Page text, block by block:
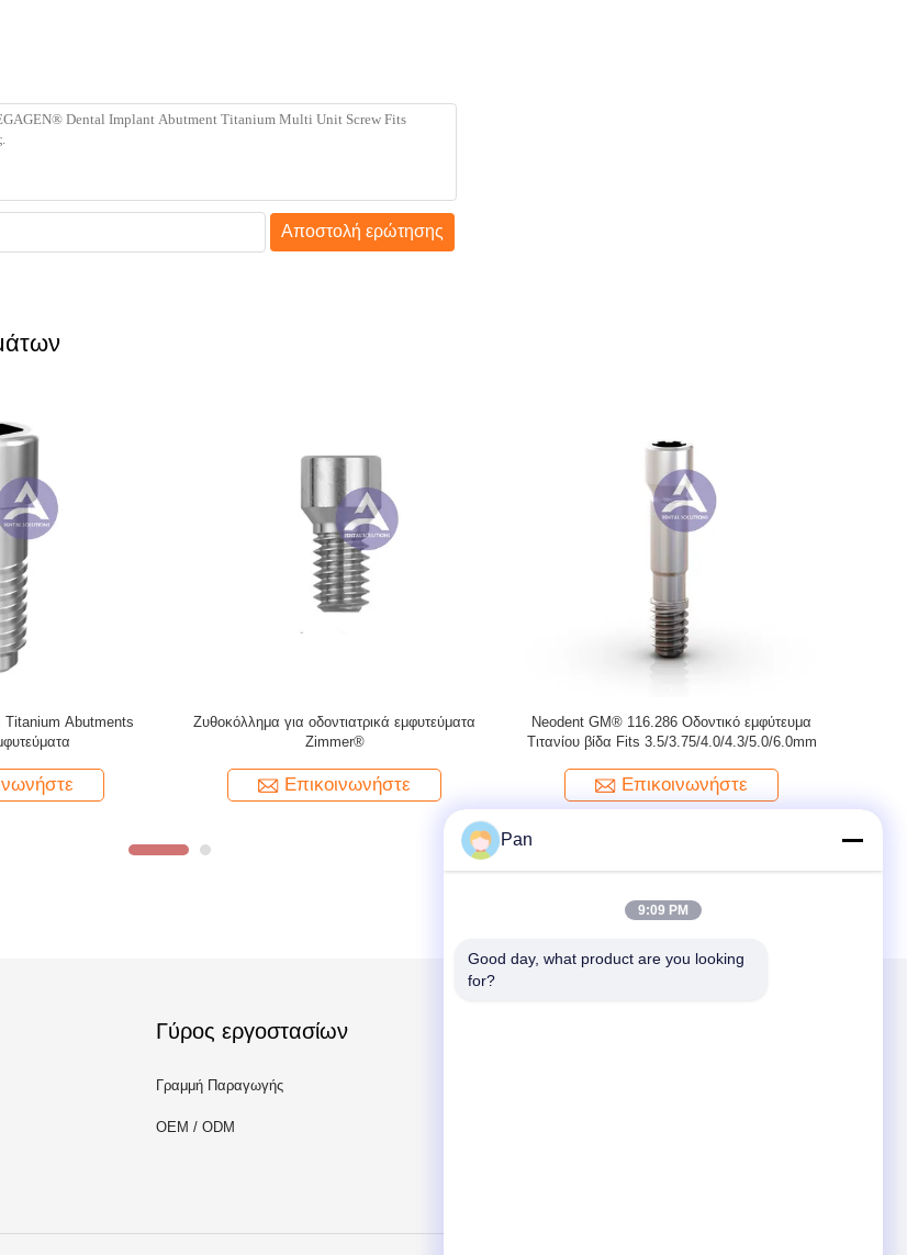
Αποστολή ερώτησης
No.18 (LM235)
Balance Base
SIC® Dental Implant Abutment Titanium Multi
Unit Screw Fits Implant Bridge/Bar
Επικοινωνήστε
Osstem® Dental Implant Abutment Titanium
Multi Unit Screw Fits Mini/Regular &
Επικοινωνήστε
Γύρος εργοστασίων
Γραμμή Παραγωγής
OEM / ODM
Pan
9:09 PM
Good day, what product are you looking
for?